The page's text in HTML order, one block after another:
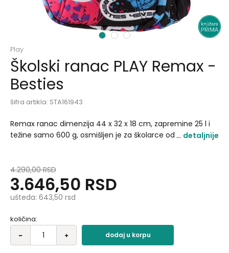
1 2 3
Play
Školski ranac PLAY Remax -
Besties
šifra artikla: STA161943
Remax ranac dimenzija 44 x 32 x 18 cm, zapremine 25 l i
težine samo 600 g, osmišljen je za školarce od prvog do
pribora..
detaljnije
4.290,00 RSD
3.646,50 RSD
ušteda: 643,50 rsd
količina:
dodaj u korpu